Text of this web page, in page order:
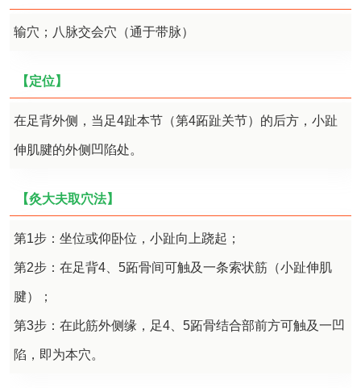
输穴；八脉交会穴（通于带脉）
【定位】
在足背外侧，当足4趾本节（第4跖趾关节）的后方，小趾
伸肌腱的外侧凹陷处。
【灸大夫取穴法】
第1步：坐位或仰卧位，小趾向上跷起；
第2步：在足背4、5跖骨间可触及一条索状筋（小趾伸肌
腱）；
第3步：在此筋外侧缘，足4、5跖骨结合部前方可触及一凹
陷，即为本穴。